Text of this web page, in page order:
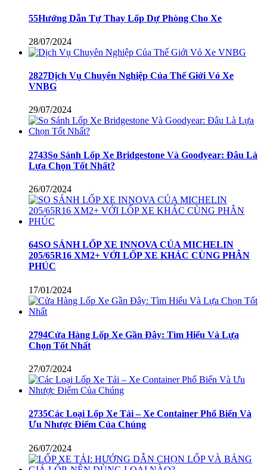
55Hướng Dẫn Tự Thay Lốp Dự Phòng Cho Xe
28/07/2024
2827Dịch Vụ Chuyên Nghiệp Của Thế Giới Vỏ Xe
VNBG
29/07/2024
2743So Sánh Lốp Xe Bridgestone Và Goodyear: Đâu Là
Lựa Chọn Tốt Nhất?
26/07/2024
64SO SÁNH LỐP XE INNOVA CỦA MICHELIN
205/65R16 XM2+ VỚI LỐP XE KHÁC CÙNG PHÂN
PHÚC
17/01/2024
2794Cửa Hàng Lốp Xe Gần Đây: Tìm Hiểu Và Lựa
Chọn Tốt Nhất
27/07/2024
2735Các Loại Lốp Xe Tải – Xe Container Phổ Biến Và
Ưu Nhược Điểm Của Chúng
26/07/2024